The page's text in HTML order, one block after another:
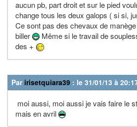
aucun pb, part droit et sur le pied
change tous les deux galops ( si si,
Ce sont pas des chevaux de
biller
Même si le travail de
des +
Par irisetquiara39 : le 31/01/13 à
moi aussi, moi aussi je vais faire le
mais en avril